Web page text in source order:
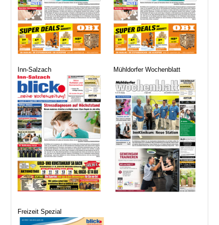
Inn-Salzach Mühldorfer Wochenblatt
Freizeit Spezial